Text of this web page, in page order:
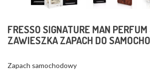
FRESSO SIGNATURE MAN
ZAWIESZKA ZAPACH DO
Zapach samochodowy